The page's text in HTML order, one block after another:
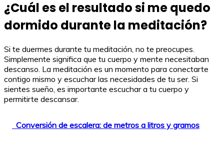
¿Cuál es el resultado si me quedo
dormido durante la meditación?
Si te duermes durante tu meditación, no te preocupes.
Simplemente significa que tu cuerpo y mente necesitaban
descanso. La meditación es un momento para conectarte
contigo mismo y escuchar las necesidades de tu ser. Si
sientes sueño, es importante escuchar a tu cuerpo y
permitirte descansar.
Conversión de escalera: de metros a litros y gramos